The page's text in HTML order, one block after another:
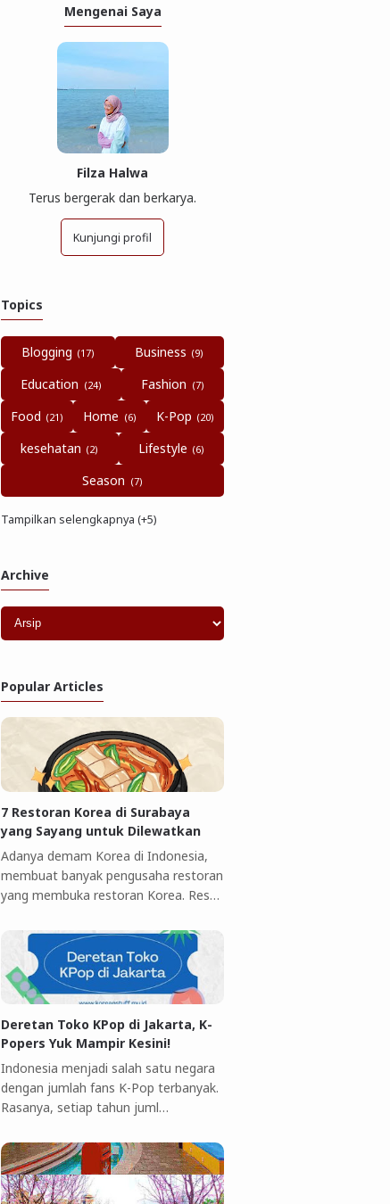
Mengenai Saya
Filza Halwa
Terus bergerak dan berkarya.
Kunjungi profil
Topics
Blogging
Business
Education
Fashion
Food
Home
K-Pop
kesehatan
Lifestyle
Season
Tampilkan selengkapnya (+5)
Archive
Popular Articles
7 Restoran Korea di Surabaya
yang Sayang untuk Dilewatkan
Adanya demam Korea di Indonesia,
membuat banyak pengusaha restoran
yang membuka restoran Korea. Res…
Deretan Toko KPop di Jakarta, K-
Popers Yuk Mampir Kesini!
Indonesia menjadi salah satu negara
dengan jumlah fans K-Pop terbanyak.
Rasanya, setiap tahun juml…